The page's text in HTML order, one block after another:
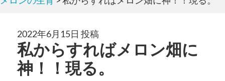
2022年6月15日 投稿
私からすればメロン畑に
神！！現る。